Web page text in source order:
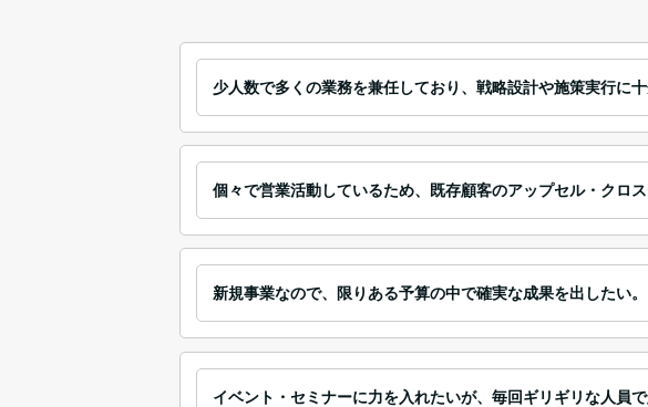
少人数で多くの業務を兼任しており、戦略設計や施策実行に十
個々で営業活動しているため、既存顧客のアップセル・クロス
新規事業なので、限りある予算の中で確実な成果を出したい。
イベント・セミナーに力を入れたいが、毎回ギリギリな人員